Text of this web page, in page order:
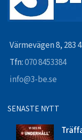
Värmevägen 8, 283
Tfn:070 8453384
info@3-be.se
SENASTE NYTT